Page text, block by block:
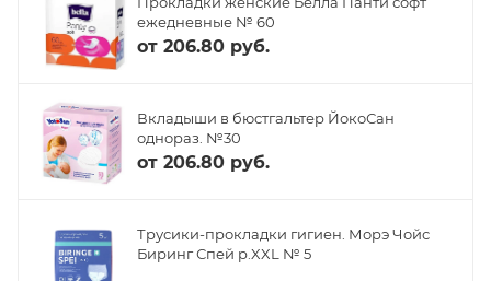
ежедневные № 60
от 206.80 руб.
Вкладыши в бюстгальтер ЙокоСан
однораз. №30
от 206.80 руб.
Трусики-прокладки гигиен. Морэ Чойс
Биринг Спей р.XXL № 5